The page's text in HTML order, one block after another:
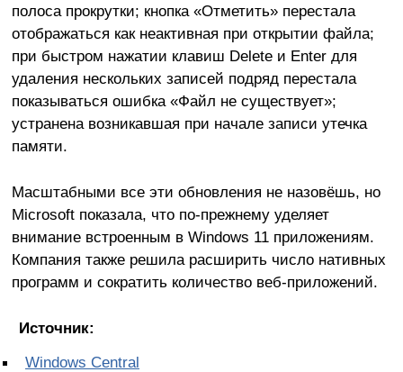
полоса прокрутки; кнопка «Отметить» перестала
отображаться как неактивная при открытии файла;
при быстром нажатии клавиш Delete и Enter для
удаления нескольких записей подряд перестала
показываться ошибка «Файл не существует»;
устранена возникавшая при начале записи утечка
памяти.
Масштабными все эти обновления не назовёшь, но
Microsoft показала, что по-прежнему уделяет
внимание встроенным в Windows 11 приложениям.
Компания также решила расширить число нативных
программ и сократить количество веб-приложений.
Источник:
Windows Central